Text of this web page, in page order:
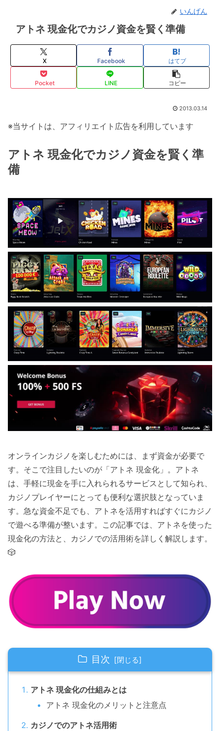
いんげん
アトネ 現金化でカジノ資金を賢く準備
X Facebook はてブ
Pocket LINE コピー
2013.03.14
※当サイトは、アフィリエイト広告を利用しています
アトネ 現金化でカジノ資金を賢く準
備
オンラインカジノを楽しむためには、まず資金が必要で
す。そこで注目したいのが「アトネ 現金化」。アトネ
は、手軽に現金を手に入れられるサービスとして知られ、
カジノプレイヤーにとっても便利な選択肢となっていま
す。急な資金不足でも、アトネを活用すればすぐにカジノ
で遊べる準備が整います。この記事では、アトネを使った
現金化の方法と、カジノでの活用術を詳しく解説します。
🎲
目次
アトネ 現金化の仕組みとは
アトネ 現金化のメリットと注意点
カジノでのアトネ活用術